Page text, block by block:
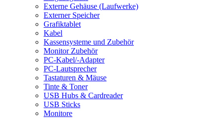
Externe Gehäuse (Laufwerke)
Externer Speicher
Grafiktablet
Kabel
Kassensysteme und Zubehör
Monitor Zubehör
PC-Kabel/-Adapter
PC-Lautsprecher
Tastaturen & Mäuse
Tinte & Toner
USB Hubs & Cardreader
USB Sticks
Monitore